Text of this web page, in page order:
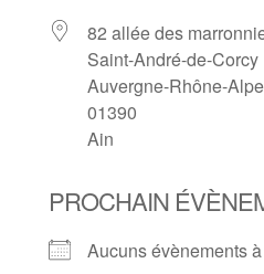
82 allée des
Saint-André-de-Corcy
Auvergne-Rhône-
01390
Ain
PROCHAIN
Aucuns évènements